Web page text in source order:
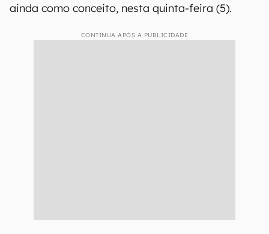
ainda como conceito, nesta quinta-feira (5).
CONTINUA APÓS A PUBLICIDADE